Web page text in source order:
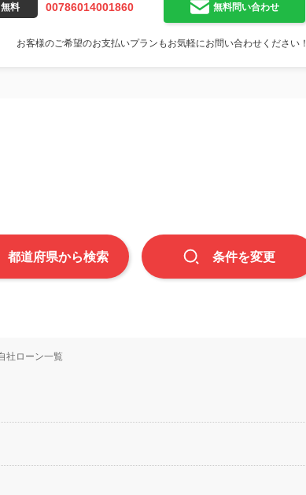
無料 00786014001860 無料問い合わせ
お客様のご希望のお支払いプランもお気軽にお問い合わせください！
都道府県から検索 条件を変更
社ローン一覧